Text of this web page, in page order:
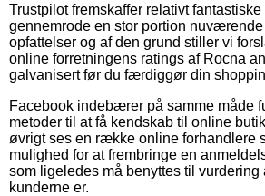
Trustpilot fremskaffer relativt
gennemrode en stor portion
opfattelser og af den grund stiller vi
online forretningens ratings af Rocna
galvanisert før du færdiggør din
Facebook indebærer på samme måde
metoder til at få kendskab til online
øvrigt ses en række online forhandlere
mulighed for at frembringe en
som ligeledes må benyttes til vurdering
kunderne er.